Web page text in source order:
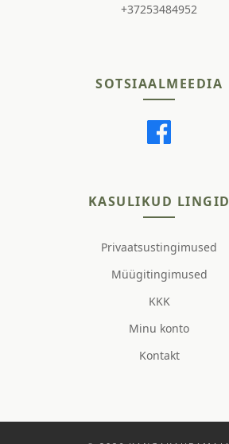
+37253484952
SOTSIAALMEEDIA
KASULIKUD LINGID
Privaatsustingimused
Müügitingimused
KKK
Minu konto
Kontakt